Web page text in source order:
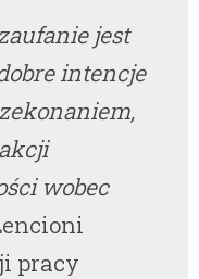
jest
intencje
wobec
pracy